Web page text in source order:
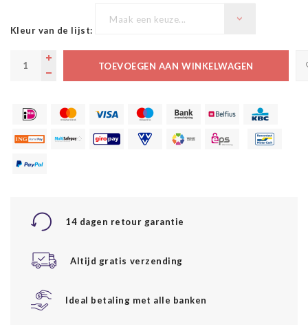
Kleur van de lijst:
Maak een keuze...
TOEVOEGEN AAN WINKELWAGEN
14 dagen retour garantie
Altijd gratis verzending
Ideal betaling met alle banken